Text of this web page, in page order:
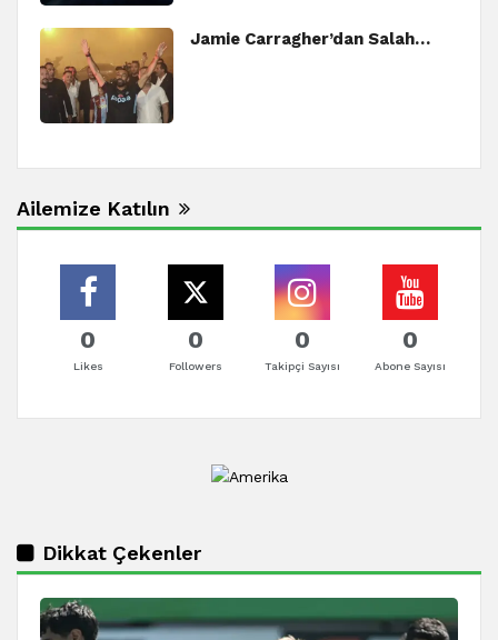
Jamie Carragher’dan Salah…
Ailemize Katılın
0
Likes
0
Followers
0
Takipçi Sayısı
0
Abone Sayısı
Dikkat Çekenler